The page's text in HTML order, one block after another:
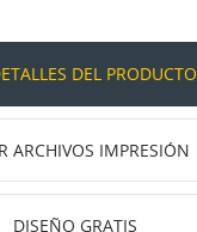
DEL PRODUCTO
ARCHIVOS IMPRESIÓN
DISEÑO GRATIS